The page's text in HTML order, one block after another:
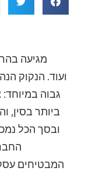
מגיעה
ועוד. הנקוק
גבוה במיוחד:
ביותר בסין,
ובסך הכל
המבטיחים